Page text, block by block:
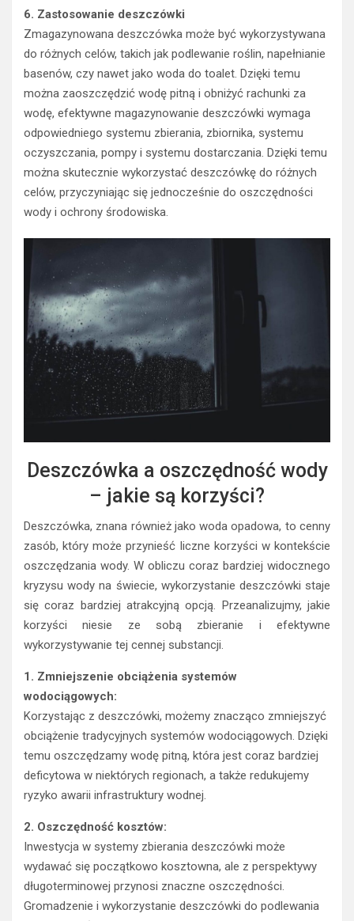
6. Zastosowanie deszczówki
Zmagazynowana deszczówka może być wykorzystywana
do różnych celów, takich jak podlewanie roślin, napełnianie
basenów, czy nawet jako woda do toalet. Dzięki temu
można zaoszczędzić wodę pitną i obniżyć rachunki za
wodę, efektywne magazynowanie deszczówki wymaga
odpowiedniego systemu zbierania, zbiornika, systemu
oczyszczania, pompy i systemu dostarczania. Dzięki temu
można skutecznie wykorzystać deszczówkę do różnych
celów, przyczyniając się jednocześnie do oszczędności
wody i ochrony środowiska.
Deszczówka a oszczędność wody
– jakie są korzyści?
Deszczówka, znana również jako woda opadowa, to cenny
zasób, który może przynieść liczne korzyści w kontekście
oszczędzania wody. W obliczu coraz bardziej widocznego
kryzysu wody na świecie, wykorzystanie deszczówki staje
się coraz bardziej atrakcyjną opcją. Przeanalizujmy, jakie
korzyści niesie ze sobą zbieranie i efektywne
wykorzystywanie tej cennej substancji.
1. Zmniejszenie obciążenia systemów
wodociągowych:
Korzystając z deszczówki, możemy znacząco zmniejszyć
obciążenie tradycyjnych systemów wodociągowych. Dzięki
temu oszczędzamy wodę pitną, która jest coraz bardziej
deficytowa w niektórych regionach, a także redukujemy
ryzyko awarii infrastruktury wodnej.
2. Oszczędność kosztów:
Inwestycja w systemy zbierania deszczówki może
wydawać się początkowo kosztowna, ale z perspektywy
długoterminowej przynosi znaczne oszczędności.
Gromadzenie i wykorzystanie deszczówki do podlewania